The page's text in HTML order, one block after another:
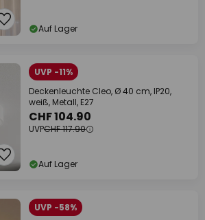
Auf Lager
UVP -11%
Deckenleuchte Cleo, Ø 40 cm, IP20,
weiß, Metall, E27
CHF 104.90
UVPCHF 117.90
Auf Lager
UVP -58%